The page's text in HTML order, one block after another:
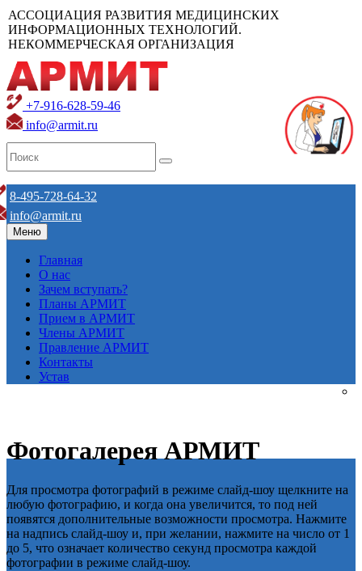
АССОЦИАЦИЯ РАЗВИТИЯ МЕДИЦИНСКИХ
ИНФОРМАЦИОННЫХ ТЕХНОЛОГИЙ.
НЕКОММЕРЧЕСКАЯ ОРГАНИЗАЦИЯ
+7-916-628-59-46
info@armit.ru
8-495-728-64-32
info@armit.ru
Меню
Главная
О нас
Зачем вступать?
Планы АРМИТ
Прием в АРМИТ
Члены АРМИТ
Правление АРМИТ
Контакты
Устав
Фотогалерея АРМИТ
Для просмотра фотографий в режиме слайд-шоу щелкните на
любую фотографию, и когда она увеличится, то под ней
появятся дополнительные возможности просмотра. Нажмите
на надпись слайд-шоу и, при желании, нажмите на число от 1
до 5, что означает количество секунд просмотра каждой
фотографии в режиме слайд-шоу.